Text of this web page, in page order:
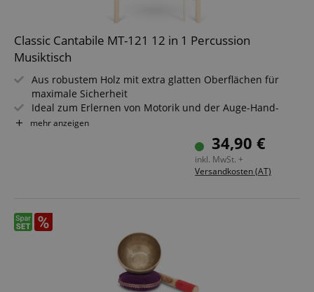
Classic Cantabile MT-121 12 in 1 Percussion
Musiktisch
Aus robustem Holz mit extra glatten Oberflächen für
maximale Sicherheit
Ideal zum Erlernen von Motorik und der Auge-Hand-
Koordination
Perfekt für die musikalische Früherziehung
Nicht für Kinder unter 12 Monaten geeignet
mehr anzeigen
34,90 €
inkl. MwSt. +
Versandkosten (AT)